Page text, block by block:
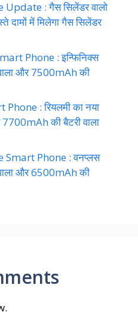
: गैस सिलेंडर वालो
दामों में मिलेगा गैस सिलेंडर
Phone : इन्फिनिक्स
और 7500mAh की
: रियलमी का नया
की बैटरी वाला
Phone : वनप्लस
और 6500mAh की